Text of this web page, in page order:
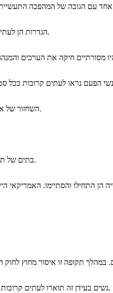
הגדרות הן לעתים קרובות מרוחקות ולא נגישות. הם הופרדו מאוד לפי מיקום גיאוגרפי, הצפון מול הדרום למשל.
השחזור של ארה"ב לאחר מלחמת האזרחים ואת הצמיחה המתמשכת של התעשייה הייתה התקדמות גדולה.
בתים של תקופה זו ולהידמות בתים מודרניים במקומות רבים. בתים חד משפחתיים בעיירות קטנות נפוצים.
נשים בעידן זה תוארו לעתים קרובות עם תספורות נערית, עישון ושתייה עם גברים. סקס ומיניות כבר לא היו נושאים אסורים כאלה.